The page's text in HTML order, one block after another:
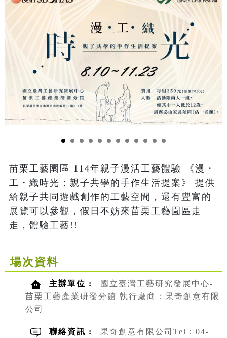
苗栗工藝園區 114年親子漫活工藝體驗 《漫・
工・織時光：親子共學的手作生活提案》 提供
給親子共同遊戲創作的工藝空間，還有豐富的
展覽可以參觀，假日不妨來苗栗工藝園區走
走，體驗工藝!!
場次資料
主辦單位 :
國立臺灣工藝研究發展中心-
苗栗工藝產業研發分館 執行廠商：果奇創意有限
公司
聯絡資訊 :
果奇創意有限公司Tel：04-